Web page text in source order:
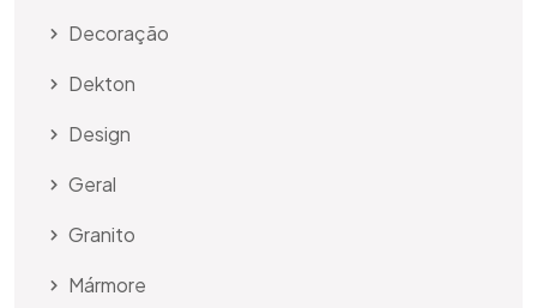
Decoração
Dekton
Design
Geral
Granito
Mármore